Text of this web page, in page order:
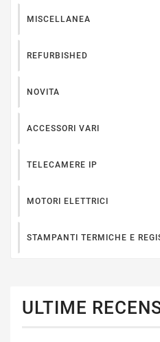
MISCELLANEA
REFURBISHED
NOVITA
ACCESSORI VARI
TELECAMERE IP
MOTORI ELETTRICI
STAMPANTI TERMICHE E
ULTIME